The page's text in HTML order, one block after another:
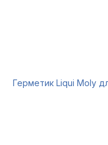
Герметик Liqui Moly